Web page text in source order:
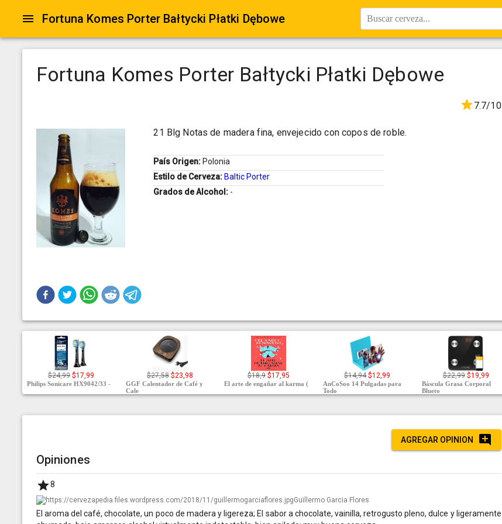
Fortuna Komes Porter Bałtycki Płatki Dębowe Buscar cerveza...
Fortuna Komes Porter Bałtycki Płatki Dębowe
7.7/10
21 Blg Notas de madera fina, envejecido con copos de roble.
País Origen: Polonia
Estilo de Cerveza: Baltic Porter
Grados de Alcohol: -
$24,99 $17,99
Philips Sonicare HX9042/33 -
$27,58 $23,98
GGF Calentador de Café y
Cale
$18,9 $17,95
El arte de engañar al karma (
$14,94 $12,99
AnCoSoo 14 Pulgadas para
Todo
$22,99 $19,99
Báscula Grasa Corporal
Blueto
AGREGAR OPINION
Opiniones
8
Guillermo Garcia Flores
El aroma del café, chocolate, un poco de madera y ligereza; El sabor a chocolate, vainilla, retrogusto pleno, dulce y ligeramente